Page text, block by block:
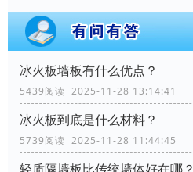
冰火板墙板有什么优点？
5439阅读 2025-11-28 13:14:41
冰火板到底是什么材料？
5739阅读 2025-11-28 11:44:45